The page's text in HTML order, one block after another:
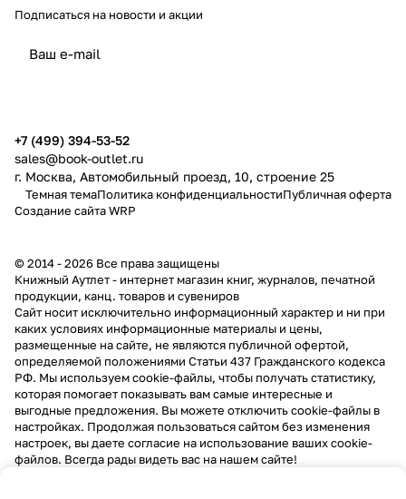
Подписаться на новости и акции
+7 (499) 394-53-52
sales@book-outlet.ru
г. Москва, Автомобильный проезд, 10, строение 25
Темная темаПолитика конфиденциальностиПубличная оферта
Создание сайтаWRP
© 2014 - 2026 Все права защищены
Книжный Аутлет - интернет магазин книг, журналов, печатной
продукции, канц. товаров и сувениров
Cайт носит исключительно информационный характер и ни при
каких условиях информационные материалы и цены,
размещенные на сайте, не являются публичной офертой,
определяемой положениями Статьи 437 Гражданского кодекса
РФ. Мы используем cookie-файлы, чтобы получать статистику,
которая помогает показывать вам самые интересные и
выгодные предложения. Вы можете отключить cookie-файлы в
настройках. Продолжая пользоваться сайтом без изменения
настроек, вы даете согласие на использование ваших cookie-
файлов. Всегда рады видеть вас на нашем сайте!